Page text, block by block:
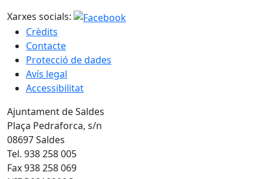
Xarxes socials:
Crèdits
Contacte
Protecció de dades
Avís legal
Accessibilitat
Ajuntament de Saldes
Plaça Pedraforca, s/n
08697 Saldes
Tel. 938 258 005
Fax 938 258 069